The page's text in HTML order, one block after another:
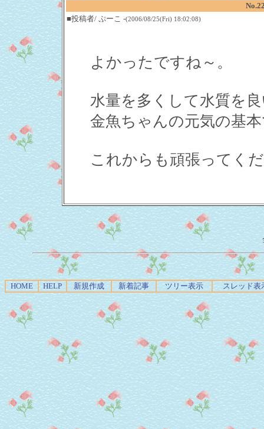
■投稿者/ ぷーこ -(2006/08/25(Fri) 18:02:08)
よかったですね～。
水量を多くして水質を
金魚ちゃんの元気の基
これからも頑張ってく
HOME HELP 新規作成 新着記事 ツリー表示 スレッド表